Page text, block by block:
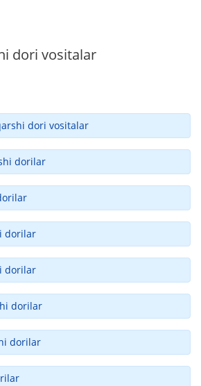
dori vositalar
dori vositalar
dorilar
dorilar
dorilar
dorilar
dorilar